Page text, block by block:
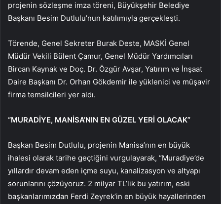
projenin sözleşme imza töreni, Büyükşehir Belediye
Başkanı Besim Dutlulu’nun katılımıyla gerçekleşti.
Törende, Genel Sekreter Burak Deste, MASKİ Genel
Müdür Vekili Bülent Çamur, Genel Müdür Yardımcıları
Bircan Kaynak ve Doç. Dr. Özgür Avşar, Yatırım ve İnşaat
Daire Başkanı Dr. Orhan Gökdemir ile yüklenici ve müşavir
firma temsilcileri yer aldı.
“MURADİYE, MANİSA’NIN EN GÜZEL YERİ OLACAK”
Başkan Besim Dutlulu, projenin Manisa’nın en büyük
ihalesi olarak tarihe geçtiğini vurgulayarak, “Muradiye’de
yıllardır devam eden içme suyu, kanalizasyon ve altyapı
sorunlarını çözüyoruz. 2 milyar TL’lik bu yatırım, eski
başkanlarımızdan Ferdi Zeyrek’in en büyük hayallerinden